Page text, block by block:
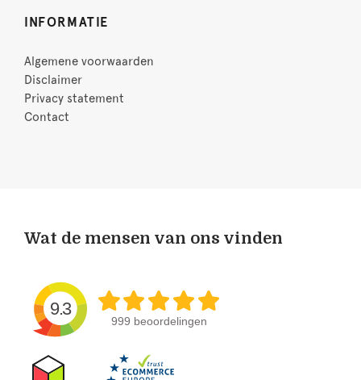
INFORMATIE
Algemene voorwaarden
Disclaimer
Privacy statement
Contact
Wat de mensen van ons vinden
9.3
999 beoordelingen